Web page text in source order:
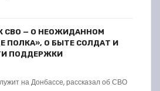
СВО — О НЕОЖИДАННОМ
ПОЛКА», О БЫТЕ СОЛДАТ И
ПОДДЕРЖКИ
на Донбассе, рассказал об СВО